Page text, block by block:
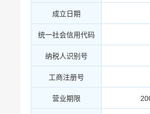
成立日期
统一社会信用代码
纳税人识别号
工商注册号
营业期限